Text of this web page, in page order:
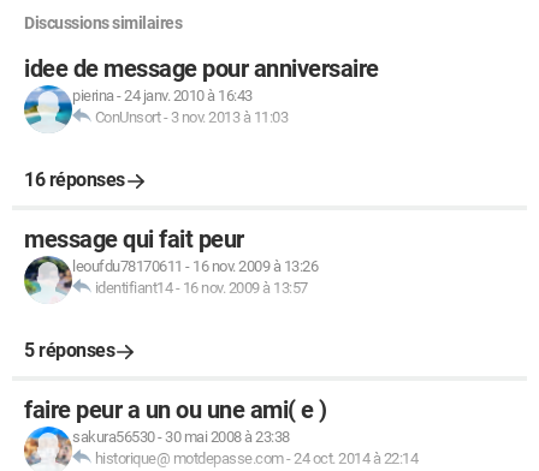
Discussions similaires
idee de message pour anniversaire
pierina-24 janv. 2010 à 16:43
ConUnsort- 3 nov. 2013 à 11:03
16 réponses
message qui fait peur
leoufdu78170611 - 16 nov. 2009 à 13:26
identifiant14- 16 nov. 2009 à 13:57
5 réponses
faire peur a un ou une ami( e )
sakura56530- 30 mai 2008 à 23:38
historique@ motdepasse.com-24 oct. 2014 à 22:14